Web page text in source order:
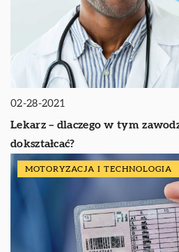
02-28-2021
Lekarz – dlaczego w tym
dokształcać?
MOTORYZACJA I TECHNOLOGIA